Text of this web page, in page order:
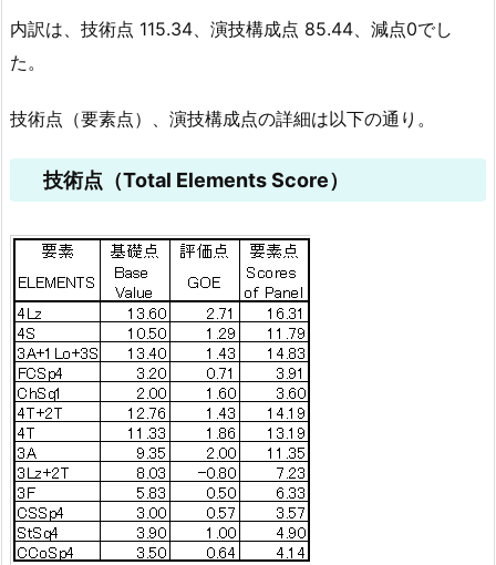
内訳は、技術点 115.34、演技構成点 85.44、減点0でし
た。
技術点（要素点）、演技構成点の詳細は以下の通り。
技術点（Total Elements Score）